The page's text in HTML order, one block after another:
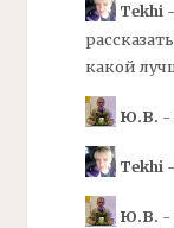
Tekhi-
какой
Ю.В. -
Tekhi-
Ю.В. -